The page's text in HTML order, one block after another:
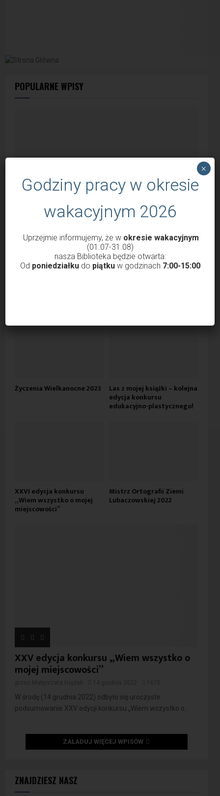
ZNAJDZIESZ NASZ
POPULARNE WPISY
Godziny otwarcia Biblioteki od 1 marca
przez Krzysztof Probola 18 lutego 2022 3036
Życzenia Wielkanocne 2023 Las z mojej książki – kolejna
edycja konkursu
edukacyjno-plastycznego!
XXVI edycja konkursu
„Wiem wszystko o mojej
miejscowości”
Mistrz Ortografii Ziemi
Lubaczowskiej 2022
XXV edycja konkursu „Wiem wszystko o
mojej miejscowości”
W środę (14 grudnia 2022) odbyło się uroczyste
podsumowanie XXV edycji konkursu „Wiem wszystko o...
ZAŁADUJ WIĘCEJ WPISÓW
Godziny pracy w okresie
wakacyjnym 2026
Uprzejmie informujemy, że w okresie wakacyjnym
(01.07-31.08)
nasza Biblioteka będzie otwarta:
Od poniedziałkudo piątkuw godzinach 7:00-15:00
×